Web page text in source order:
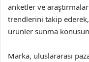
anketler ve
trendlerini takip
ürünler sunma
Marka, uluslararası